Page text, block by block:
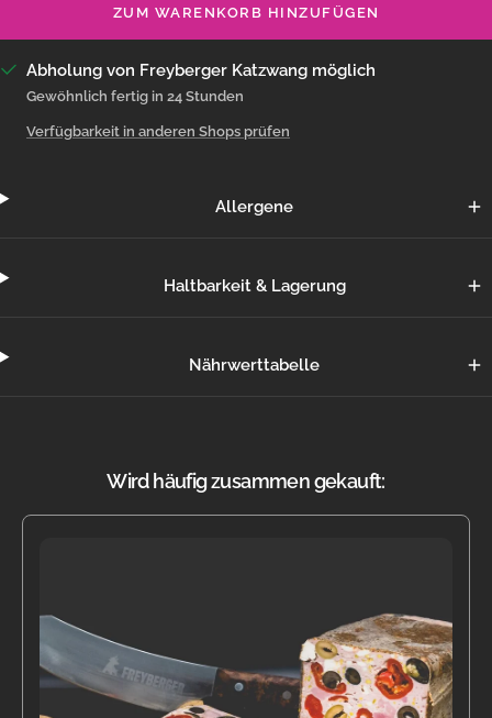
ZUM WARENKORB HINZUFÜGEN
Abholung von Freyberger Katzwang möglich
Gewöhnlich fertig in 24 Stunden
Verfügbarkeit in anderen Shops prüfen
Allergene
Haltbarkeit & Lagerung
Nährwerttabelle
Wird häufig zusammen gekauft: